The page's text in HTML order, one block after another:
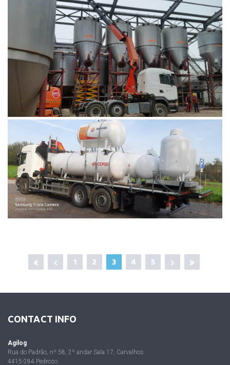
1 2 3 4 5
CONTACT INFO
Agilog
Rua do Padrão, nº 58, 2º andar Sala 17, Carvalhos
4415-284 Pedroso